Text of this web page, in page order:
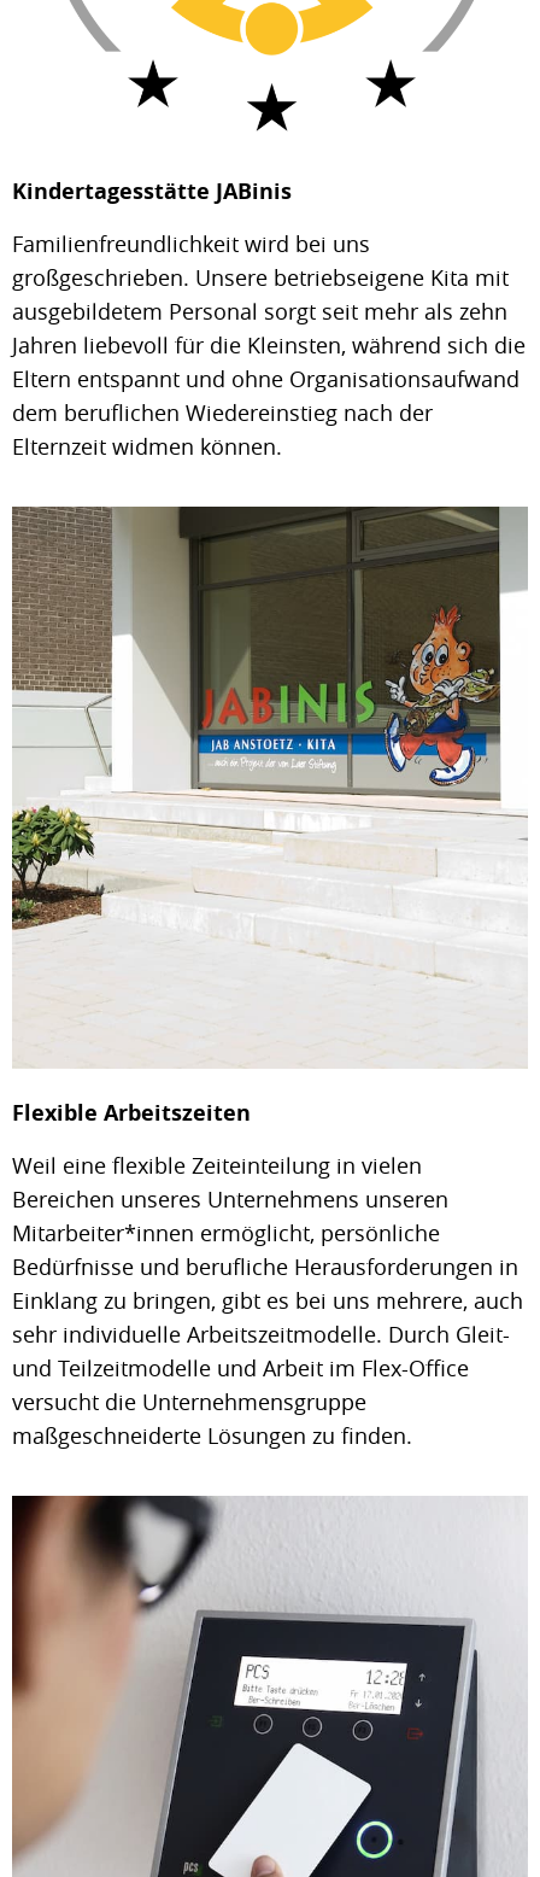
Kindertagesstätte JABinis
Familienfreundlichkeit wird bei uns
großgeschrieben. Unsere betriebseigene Kita mit
ausgebildetem Personal sorgt seit mehr als zehn
Jahren liebevoll für die Kleinsten, während sich die
Eltern entspannt und ohne Organisationsaufwand
dem beruflichen Wiedereinstieg nach der
Elternzeit widmen können.
Flexible Arbeitszeiten
Weil eine flexible Zeiteinteilung in vielen
Bereichen unseres Unternehmens unseren
Mitarbeiter*innen ermöglicht, persönliche
Bedürfnisse und berufliche Herausforderungen in
Einklang zu bringen, gibt es bei uns mehrere, auch
sehr individuelle Arbeitszeitmodelle. Durch Gleit-
und Teilzeitmodelle und Arbeit im Flex-Office
versucht die Unternehmensgruppe
maßgeschneiderte Lösungen zu finden.